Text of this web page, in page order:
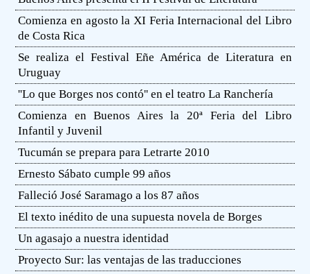
Comienza en agosto la XI Feria Internacional del Libro
de Costa Rica
Se realiza el Festival Eñe América de Literatura en
Uruguay
''Lo que Borges nos contó'' en el teatro La Ranchería
Comienza en Buenos Aires la 20ª Feria del Libro
Infantil y Juvenil
Tucumán se prepara para Letrarte 2010
Ernesto Sábato cumple 99 años
Falleció José Saramago a los 87 años
El texto inédito de una supuesta novela de Borges
Un agasajo a nuestra identidad
Proyecto Sur: las ventajas de las traducciones